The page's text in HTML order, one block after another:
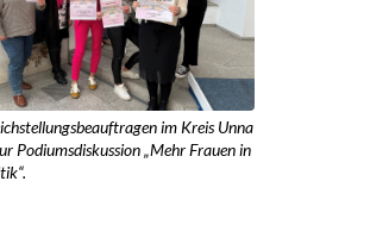
im Kreis Unna
Podiumsdiskussion „Mehr Frauen in